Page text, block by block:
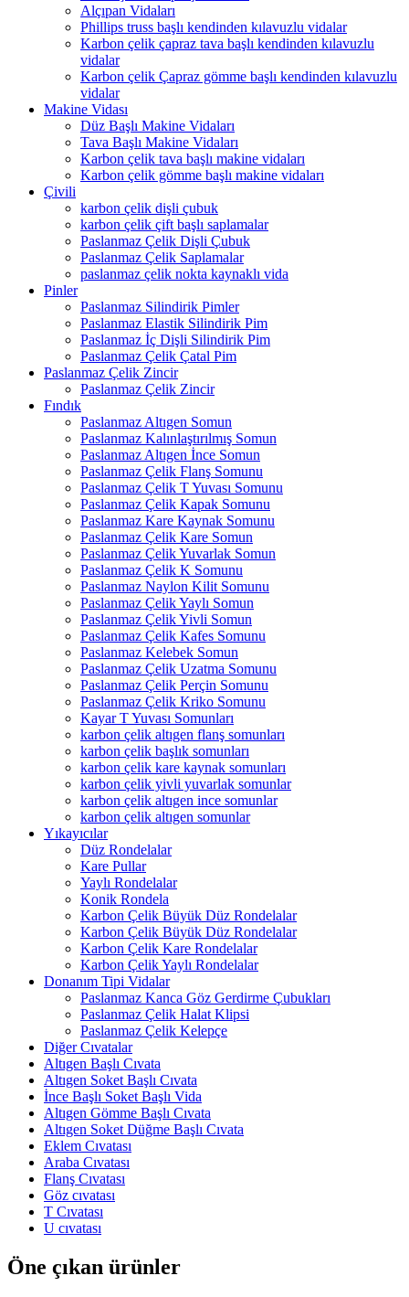
Alçıpan Vidaları
Phillips truss başlı kendinden kılavuzlu vidalar
Karbon çelik çapraz tava başlı kendinden kılavuzlu
vidalar
Karbon çelik Çapraz gömme başlı kendinden kılavuzlu
vidalar
Makine Vidası
Düz Başlı Makine Vidaları
Tava Başlı Makine Vidaları
Karbon çelik tava başlı makine vidaları
Karbon çelik gömme başlı makine vidaları
Çivili
karbon çelik dişli çubuk
karbon çelik çift başlı saplamalar
Paslanmaz Çelik Dişli Çubuk
Paslanmaz Çelik Saplamalar
paslanmaz çelik nokta kaynaklı vida
Pinler
Paslanmaz Silindirik Pimler
Paslanmaz Elastik Silindirik Pim
Paslanmaz İç Dişli Silindirik Pim
Paslanmaz Çelik Çatal Pim
Paslanmaz Çelik Zincir
Paslanmaz Çelik Zincir
Fındık
Paslanmaz Altıgen Somun
Paslanmaz Kalınlaştırılmış Somun
Paslanmaz Altıgen İnce Somun
Paslanmaz Çelik Flanş Somunu
Paslanmaz Çelik T Yuvası Somunu
Paslanmaz Çelik Kapak Somunu
Paslanmaz Kare Kaynak Somunu
Paslanmaz Çelik Kare Somun
Paslanmaz Çelik Yuvarlak Somun
Paslanmaz Çelik K Somunu
Paslanmaz Naylon Kilit Somunu
Paslanmaz Çelik Yaylı Somun
Paslanmaz Çelik Yivli Somun
Paslanmaz Çelik Kafes Somunu
Paslanmaz Kelebek Somun
Paslanmaz Çelik Uzatma Somunu
Paslanmaz Çelik Perçin Somunu
Paslanmaz Çelik Kriko Somunu
Kayar T Yuvası Somunları
karbon çelik altıgen flanş somunları
karbon çelik başlık somunları
karbon çelik kare kaynak somunları
karbon çelik yivli yuvarlak somunlar
karbon çelik altıgen ince somunlar
karbon çelik altıgen somunlar
Yıkayıcılar
Düz Rondelalar
Kare Pullar
Yaylı Rondelalar
Konik Rondela
Karbon Çelik Büyük Düz Rondelalar
Karbon Çelik Büyük Düz Rondelalar
Karbon Çelik Kare Rondelalar
Karbon Çelik Yaylı Rondelalar
Donanım Tipi Vidalar
Paslanmaz Kanca Göz Gerdirme Çubukları
Paslanmaz Çelik Halat Klipsi
Paslanmaz Çelik Kelepçe
Diğer Cıvatalar
Altıgen Başlı Cıvata
Altıgen Soket Başlı Cıvata
İnce Başlı Soket Başlı Vida
Altıgen Gömme Başlı Cıvata
Altıgen Soket Düğme Başlı Cıvata
Eklem Cıvatası
Araba Cıvatası
Flanş Cıvatası
Göz cıvatası
T Cıvatası
U cıvatası
Öne çıkan ürünler